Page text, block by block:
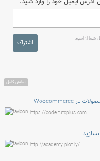
شما از اسپم
اشتراک
نمایش کامل
https://code.tutsplus.com
http://academy.plot.ly/